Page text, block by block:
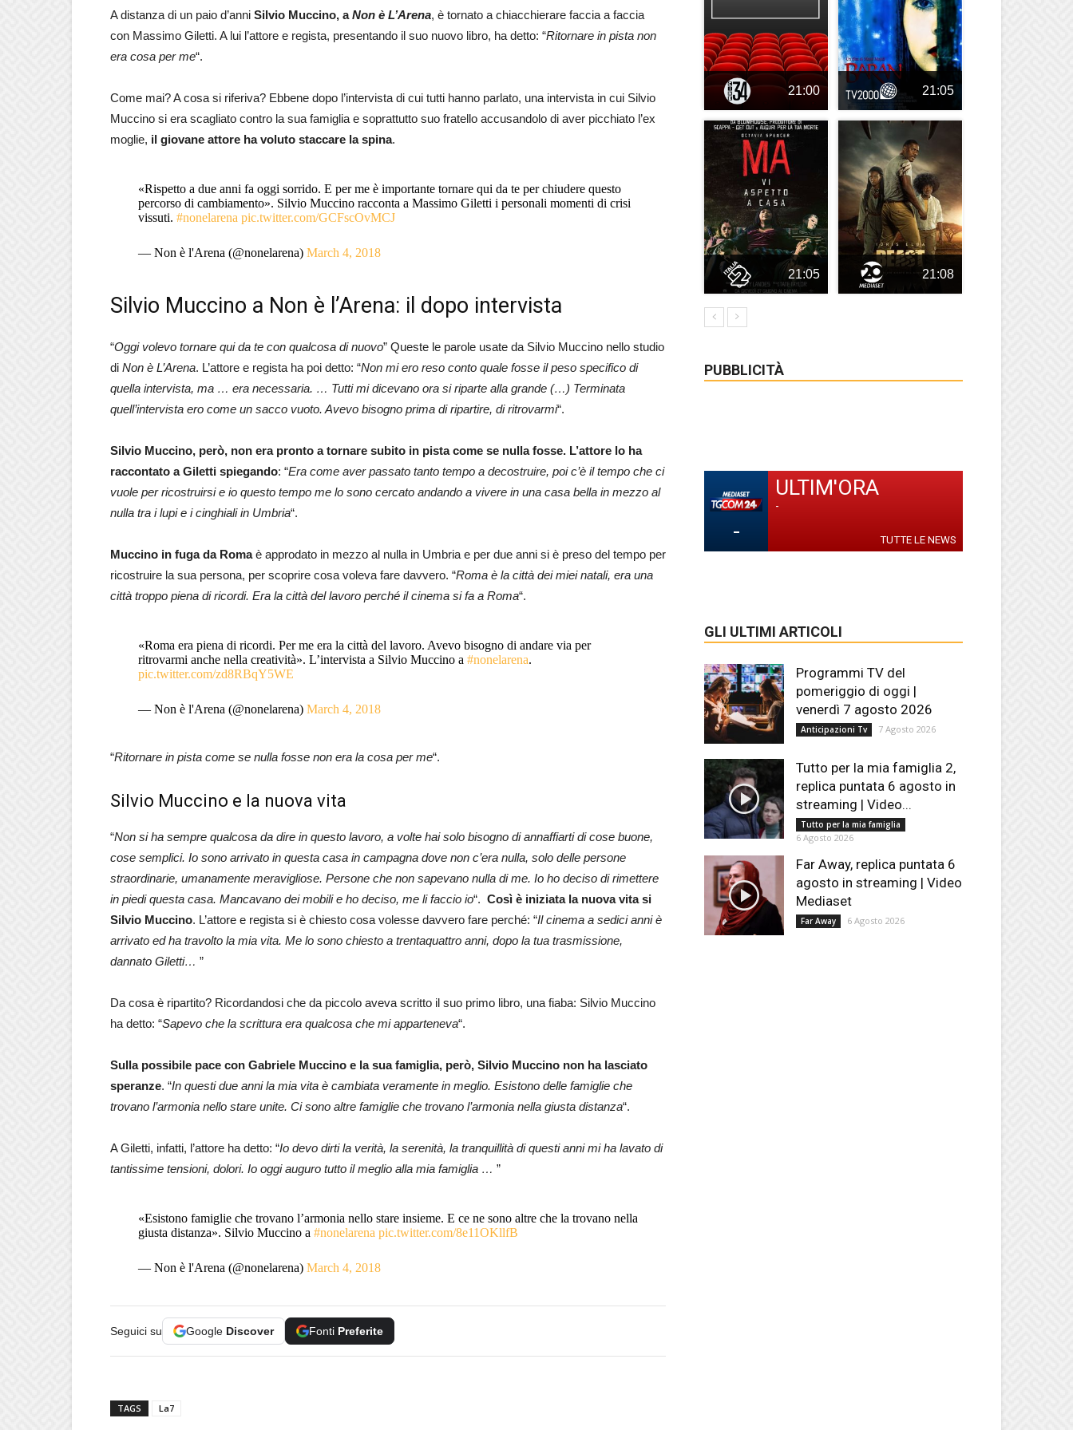
A distanza di un paio d’anni Silvio Muccino, aNon è L’Arena, è tornato a chiacchierare faccia a faccia
con Massimo Giletti. A lui l’attore e regista, presentando il suo nuovo libro, ha detto: “Ritornare in pista non
era cosa per me“.
Come mai? A cosa si riferiva? Ebbene dopo l’intervista di cui tutti hanno parlato, una intervista in cui Silvio
Muccino si era scagliato contro la sua famiglia e soprattutto suo fratello accusandolo di aver picchiato l’ex
moglie, il giovane attore ha voluto staccare la spina.
«Rispetto a due anni fa oggi sorrido. E per me è importante tornare qui da te per chiudere questo
percorso di cambiamento». Silvio Muccino racconta a Massimo Giletti i personali momenti di crisi
vissuti. #nonelarena pic.twitter.com/GCFscOvMCJ
— Non è l'Arena (@nonelarena) March 4, 2018
Silvio Muccino a Non è l’Arena: il dopo intervista
“Oggi volevo tornare qui da te con qualcosa di nuovo” Queste le parole usate da Silvio Muccino nello studio
di Non è L’Arena. L’attore e regista ha poi detto: “Non mi ero reso conto quale fosse il peso specifico di
quella intervista, ma … era necessaria. … Tutti mi dicevano ora si riparte alla grande (…) Terminata
quell’intervista ero come un sacco vuoto. Avevo bisogno prima di ripartire, di ritrovarmi“.
Silvio Muccino, però, non era pronto a tornare subito in pista come se nulla fosse. L’attore lo ha
raccontato a Giletti spiegando: “Era come aver passato tanto tempo a decostruire, poi c’è il tempo che ci
vuole per ricostruirsi e io questo tempo me lo sono cercato andando a vivere in una casa bella in mezzo al
nulla tra i lupi e i cinghiali in Umbria“.
Muccino in fuga da Romaè approdato in mezzo al nulla in Umbria e per due anni si è preso del tempo per
ricostruire la sua persona, per scoprire cosa voleva fare davvero. “Roma è la città dei miei natali, era una
città troppo piena di ricordi. Era la città del lavoro perché il cinema si fa a Roma“.
«Roma era piena di ricordi. Per me era la città del lavoro. Avevo bisogno di andare via per
ritrovarmi anche nella creatività». L’intervista a Silvio Muccino a #nonelarena.
pic.twitter.com/zd8RBqY5WE
— Non è l'Arena (@nonelarena) March 4, 2018
“Ritornare in pista come se nulla fosse non era la cosa per me“.
Silvio Muccino e la nuova vita
“Non si ha sempre qualcosa da dire in questo lavoro, a volte hai solo bisogno di annaffiarti di cose buone,
cose semplici. Io sono arrivato in questa casa in campagna dove non c’era nulla, solo delle persone
straordinarie, umanamente meravigliose. Persone che non sapevano nulla di me. Io ho deciso di rimettere
in piedi questa casa. Mancavano dei mobili e ho deciso, me li faccio io“. Così è iniziata la nuova vita si
Silvio Muccino. L’attore e regista si è chiesto cosa volesse davvero fare perché: “Il cinema a sedici anni è
arrivato ed ha travolto la mia vita. Me lo sono chiesto a trentaquattro anni, dopo la tua trasmissione,
dannato Giletti… ”
Da cosa è ripartito? Ricordandosi che da piccolo aveva scritto il suo primo libro, una fiaba: Silvio Muccino
ha detto: “Sapevo che la scrittura era qualcosa che mi apparteneva“.
Sulla possibile pace con Gabriele Muccino e la sua famiglia, però, Silvio Muccino non ha lasciato
speranze. “In questi due anni la mia vita è cambiata veramente in meglio. Esistono delle famiglie che
trovano l’armonia nello stare unite. Ci sono altre famiglie che trovano l’armonia nella giusta distanza“.
A Giletti, infatti, l’attore ha detto: “Io devo dirti la verità, la serenità, la tranquillità di questi anni mi ha lavato di
tantissime tensioni, dolori. Io oggi auguro tutto il meglio alla mia famiglia … ”
«Esistono famiglie che trovano l’armonia nello stare insieme. E ce ne sono altre che la trovano nella
giusta distanza». Silvio Muccino a #nonelarena pic.twitter.com/8e11OKllfB
— Non è l'Arena (@nonelarena) March 4, 2018
Seguici su Google Discover Fonti Preferite
TAGS La7
21:00 21:05
21:05 21:08
PUBBLICITÀ
-
ULTIM'ORA
-
TUTTE LE NEWS
GLI ULTIMI ARTICOLI
Programmi TV del
pomeriggio di oggi |
venerdì 7 agosto 2026
Anticipazioni Tv 7 Agosto 2026
Tutto per la mia famiglia 2,
replica puntata 6 agosto in
streaming | Video...
Tutto per la mia famiglia
6 Agosto 2026
Far Away, replica puntata 6
agosto in streaming | Video
Mediaset
Far Away 6 Agosto 2026